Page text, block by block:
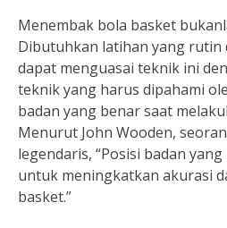
Menembak bola basket
Dibutuhkan latihan yang rutin
dapat menguasai teknik ini
teknik yang harus dipahami
badan yang benar saat
Menurut John Wooden,
legendaris, “Posisi badan
untuk meningkatkan akurasi
basket.”